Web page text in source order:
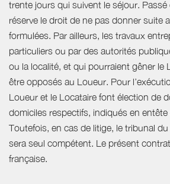
trente jours qui suivent le séjour. Passé
réserve le droit de ne pas donner suite
formulées. Par ailleurs, les travaux
particuliers ou par des autorités
ou la localité, et qui pourraient gêner le
être opposés au Loueur. Pour
Loueur et le Locataire font élection de
domiciles respectifs, indiqués en
Toutefois, en cas de litige, le tribunal
sera seul compétent. Le présent
française.